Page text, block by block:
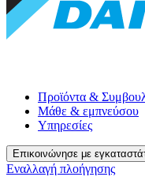
Προϊόντα &
Μάθε & εμπνεύσου
Υπηρεσίες
Επικοινώνησε με
Εναλλαγή πλοήγησης